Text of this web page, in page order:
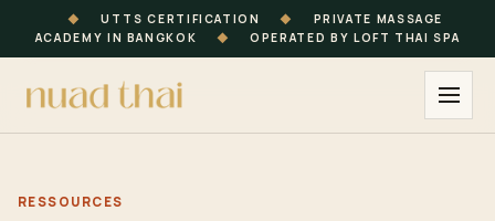
◆ UTTS CERTIFICATION ◆
PRIVATE MASSAGE
ACADEMY IN BANGKOK
◆ OPERATED BY LOFT THAI SPA
RESSOURCES